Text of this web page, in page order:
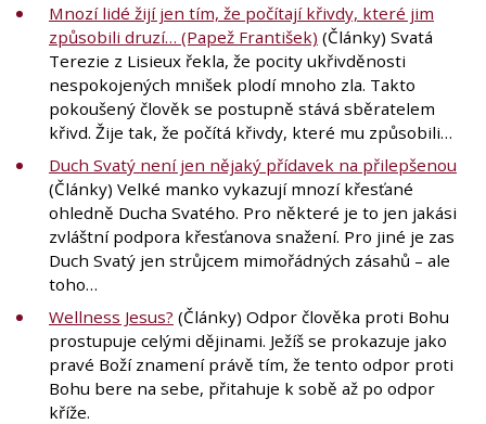
Mnozí lidé žijí jen tím, že počítají křivdy, které jim
způsobili druzí… (Papež František) (Články) Svatá
Terezie z Lisieux řekla, že pocity ukřivděnosti
nespokojených mnišek plodí mnoho zla. Takto
pokoušený člověk se postupně stává sběratelem
křivd. Žije tak, že počítá křivdy, které mu způsobili…
Duch Svatý není jen nějaký přídavek na přilepšenou
(Články) Velké manko vykazují mnozí křesťané
ohledně Ducha Svatého. Pro některé je to jen jakási
zvláštní podpora křesťanova snažení. Pro jiné je zas
Duch Svatý jen strůjcem mimořádných zásahů – ale
toho…
Wellness Jesus? (Články) Odpor člověka proti Bohu
prostupuje celými dějinami. Ježíš se prokazuje jako
pravé Boží znamení právě tím, že tento odpor proti
Bohu bere na sebe, přitahuje k sobě až po odpor
kříže.